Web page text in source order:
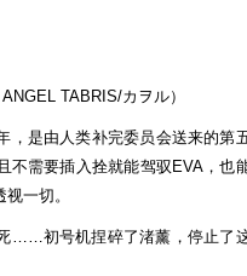
七
使
徒
天
，是由人类补完委员会送来的
不需要插入拴就能驾驭EVA，也
一切。
……初号机捏碎了渚薰，停止了